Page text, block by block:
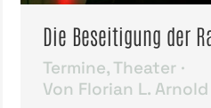
Die Beseitigung der
Termine,Theater
Von Florian L. Arnold